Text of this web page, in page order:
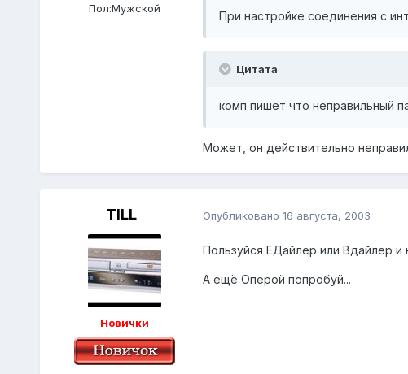
Пол:Мужской
При настройке соединения с
Цитата
комп пишет что неправильный
Может, он действительно
TILL
Новички
Опубликовано 16 августа, 2003
Пользуйся ЕДайлер или Вдайлер и
А ещё Оперой попробуй...